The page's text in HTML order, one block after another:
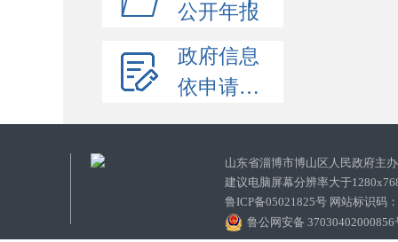
公开年报
政府信息
依申请公开
山东省淄博市博山区人民政府
建议电脑屏幕分辨率大于
鲁ICP备05021825号 网站标识码
鲁公网安备 37030402000856